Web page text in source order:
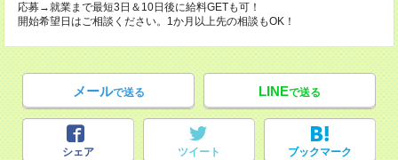
応募→就業まで最短3日＆10日後に給料GETも可！
開始希望日はご相談ください。1か月以上先の相談もOK！
メールで送る LINEで送る
シェア ツイート ブックマーク